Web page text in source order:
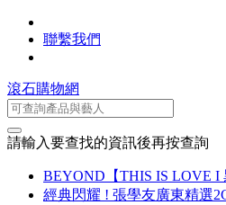
聯繫我們
滾石購物網
請輸入要查找的資訊後再按查詢
BEYOND【THIS IS LOVE I
經典閃耀 ! 張學友廣東精選